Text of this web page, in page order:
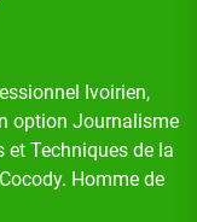
Ivoirien,
option Journalisme
et Techniques de la
Homme de